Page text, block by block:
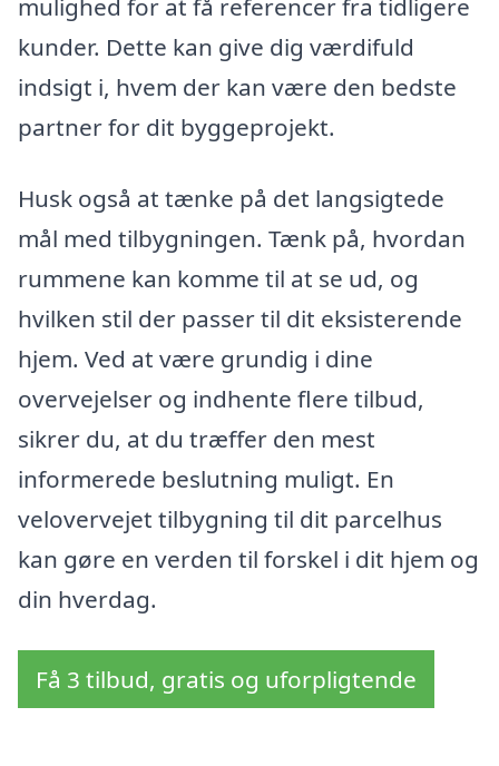
mulighed for at få referencer fra tidligere
kunder. Dette kan give dig værdifuld
indsigt i, hvem der kan være den bedste
partner for dit byggeprojekt.
Husk også at tænke på det langsigtede
mål med tilbygningen. Tænk på, hvordan
rummene kan komme til at se ud, og
hvilken stil der passer til dit eksisterende
hjem. Ved at være grundig i dine
overvejelser og indhente flere tilbud,
sikrer du, at du træffer den mest
informerede beslutning muligt. En
velovervejet tilbygning til dit parcelhus
kan gøre en verden til forskel i dit hjem og
din hverdag.
Få 3 tilbud, gratis og uforpligtende